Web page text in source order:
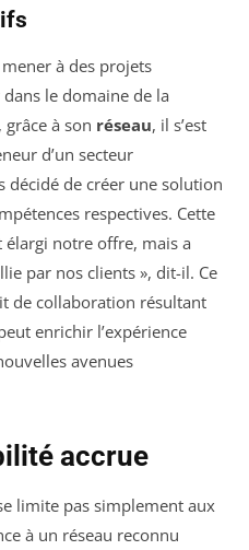
à des projets
le domaine de la
à son réseau, il s’est
d’un secteur
décidé de créer une solution
respectives. Cette
notre offre, mais a
par nos clients », dit-il. Ce
de collaboration résultant
enrichir l’expérience
avenues
accrue
limite pas simplement aux
à un réseau reconnu